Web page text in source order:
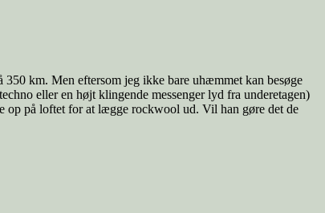
350 km. Men eftersom jeg ikke bare uhæmmet kan besøge
eller en højt klingende messenger lyd fra underetagen)
op på loftet for at lægge rockwool ud. Vil han gøre det de